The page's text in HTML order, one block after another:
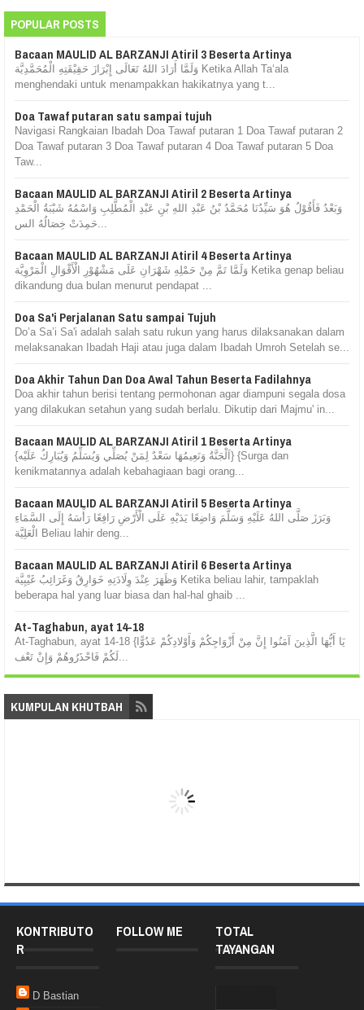
POPULAR POSTS
Bacaan MAULID AL BARZANJI Atiril 3 Beserta Artinya
وَلَمَّا أَرَادَ اللهُ تَعَالَى إِبْرَازَ حَقِيْقَتِهِ الْمُحَمَّدِيَّة Ketika Allah Ta‘ala
menghendaki untuk menampakkan hakikatnya yang t...
Doa Tawaf putaran satu sampai tujuh
Navigasi Rangkaian Ibadah Doa Tawaf putaran 1 Doa Tawaf putaran 2
Doa Tawaf putaran 3 Doa Tawaf putaran 4 Doa Tawaf putaran 5 Doa
Taw...
Bacaan MAULID AL BARZANJI Atiril 2 Beserta Artinya
وَبَعْدُ فَأَقُوْلُ هُوَ سَيِّدُنَا مُحَمَّدُ بْنُ عَبْدِ اللهِ بْنِ عَبْدِ الْمُطَّلِبِ وَاسْمُهُ شَيْبَةُ الْحَمْدِ
Bacaan MAULID AL BARZANJI Atiril 4 Beserta Artinya
وَلَمَّا تَمَّ مِنْ حَمْلِهِ شَهْرَانِ عَلَى مَشْهُوْرِ الْأَقْوَالِ الْمَرْوِيَّة Ketika genap beliau
dikandung dua bulan menurut pendapat ...
Doa Sa'i Perjalanan Satu sampai Tujuh
Do’a Sa’i Sa'i adalah salah satu rukun yang harus dilaksanakan dalam
melaksanakan Ibadah Haji atau juga dalam Ibadah Umroh Setelah se...
Doa Akhir Tahun Dan Doa Awal Tahun Beserta Fadilahnya
Doa akhir tahun berisi tentang permohonan agar diampuni segala dosa
yang dilakukan setahun yang sudah berlalu. Dikutip dari Majmu' in...
Bacaan MAULID AL BARZANJI Atiril 1 Beserta Artinya
{اَلْجَنَّةُ وَنَعِيمُهَا سَعْدٌ لِمَنْ يُصَلِّي وَيُسَلِّمُ وَيُبَارِكُ عَلَيْه} {Surga dan
kenikmatannya adalah kebahagiaan bagi orang...
Bacaan MAULID AL BARZANJI Atiril 5 Beserta Artinya
وَبَرَزَ صَلَّى اللهُ عَلَيْهِ وَسَلَّمَ وَاضِعًا يَدَيْهِ عَلَى الْأَرْضِ رَافِعًا رَأْسَهُ إِلَى السَّمَاءِ
الْعَلِيَّة Beliau lahir deng...
Bacaan MAULID AL BARZANJI Atiril 6 Beserta Artinya
وَظَهَرَ عِنْدَ وِلَادَتِهِ خَوَارِقُ وَغَرَائِبُ غَيْبِيَّة Ketika beliau lahir, tampaklah
beberapa hal yang luar biasa dan hal-hal ghaib ...
At-Taghabun, ayat 14-18
At-Taghabun, ayat 14-18 {يَا أَيُّهَا الَّذِينَ آمَنُوا إِنَّ مِنْ أَزْوَاجِكُمْ وَأَوْلادِكُمْ عَدُوًّا
KUMPULAN KHUTBAH
KONTRIBUTO
R
D Bastian
FOLLOW ME
TOTAL
TAYANGAN